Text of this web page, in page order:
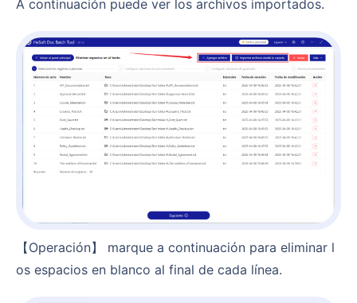
A continuación puede ver los archivos importados.
【Operación】 marque a continuación para eliminar l
os espacios en blanco al final de cada línea.